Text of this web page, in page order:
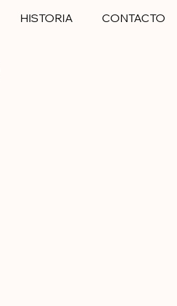
HISTORIA CONTACTO